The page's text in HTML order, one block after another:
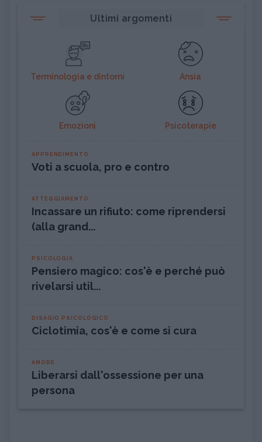
Ultimi argomenti
Terminologia e dintorni Ansia
Emozioni Psicoterapie
APPRENDIMENTO
Voti a scuola, pro e contro
ATTEGGIAMENTO
Incassare un rifiuto: come riprendersi
(alla grand...
PSICOLOGIA
Pensiero magico: cos'è e perché può
rivelarsi util...
DISAGIO PSICOLOGICO
Ciclotimia, cos'è e come si cura
AMORE
Liberarsi dall'ossessione per una
persona